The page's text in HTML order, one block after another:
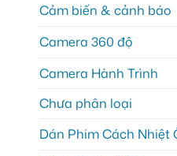
Cảm biến & cảnh báo
Camera 360 độ
Camera Hành Trình
Chưa phân loại
Dán Phim Cách Nhiệt